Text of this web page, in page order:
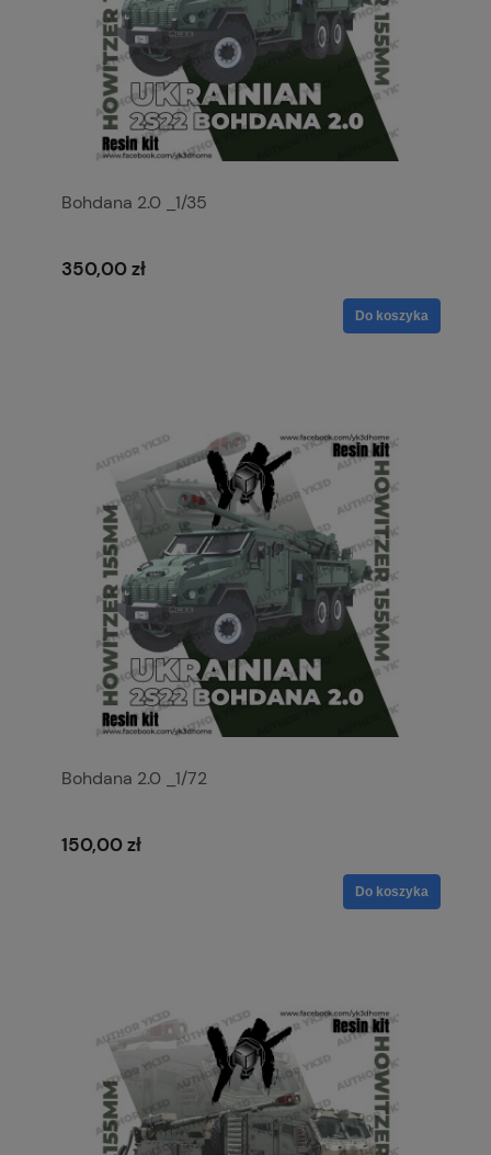
Bohdana 2.0 _1/35
350,00 zł
Do koszyka
Bohdana 2.0 _1/72
150,00 zł
Do koszyka